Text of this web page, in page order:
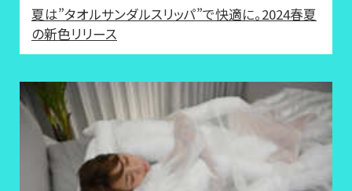
夏は”タオルサンダルスリッパ”で快適に。2024春夏
の新色リリース